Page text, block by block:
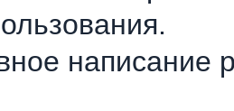
написание